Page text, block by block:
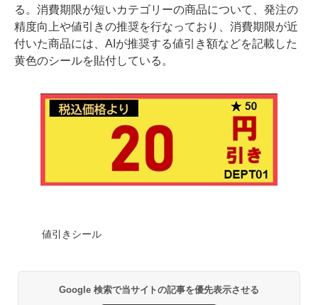
る。消費期限が短いカテゴリーの商品について、発注の
精度向上や値引きの推奨を行なっており、消費期限が近
付いた商品には、AIが推奨する値引き額などを記載した
黄色のシールを貼付している。
値引きシール
Google 検索で当サイトの記事を優先表示させる